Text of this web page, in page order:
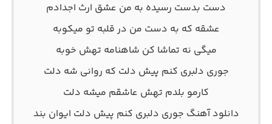
دست بدست رسیده به من عشق ارث اجدادم
عشقه که به دست من در قلبه تو میکوبه
میگی نه تماشا کن شاهنامه تهش خوبه
جوری دلبری کنم پیش دلت که روانی شه دلت
کارمو بلدم تهش عاشقم میشه دلت
دانلود آهنگ جوری دلبری کنم پیش دلت ایوان بند